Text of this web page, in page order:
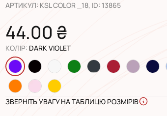
АРТИКУЛ: KSL COLOR _18, ID: 13865
44.00 ₴
КОЛІР: DARK VIOLET
ЗВЕРНІТЬ УВАГУ НА ТАБЛИЦЮ РОЗМІРІВ